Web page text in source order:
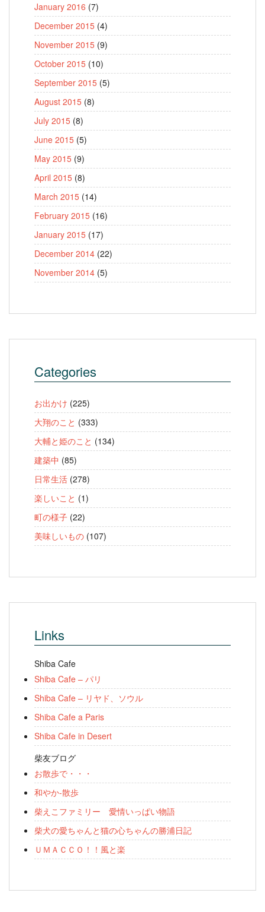
January 2016 (7)
December 2015 (4)
November 2015 (9)
October 2015 (10)
September 2015 (5)
August 2015 (8)
July 2015 (8)
June 2015 (5)
May 2015 (9)
April 2015 (8)
March 2015 (14)
February 2015 (16)
January 2015 (17)
December 2014 (22)
November 2014 (5)
Categories
お出かけ (225)
大翔のこと (333)
大輔と姫のこと (134)
建築中 (85)
日常生活 (278)
楽しいこと (1)
町の様子 (22)
美味しいもの (107)
Links
Shiba Cafe
Shiba Cafe – パリ
Shiba Cafe – リヤド、ソウル
Shiba Cafe a Paris
Shiba Cafe in Desert
柴友ブログ
お散歩で・・・
和やか-散歩
柴えこファミリー 愛情いっぱい物語
柴犬の愛ちゃんと猫の心ちゃんの勝浦日記
ＵＭＡＣＣＯ！！風と楽